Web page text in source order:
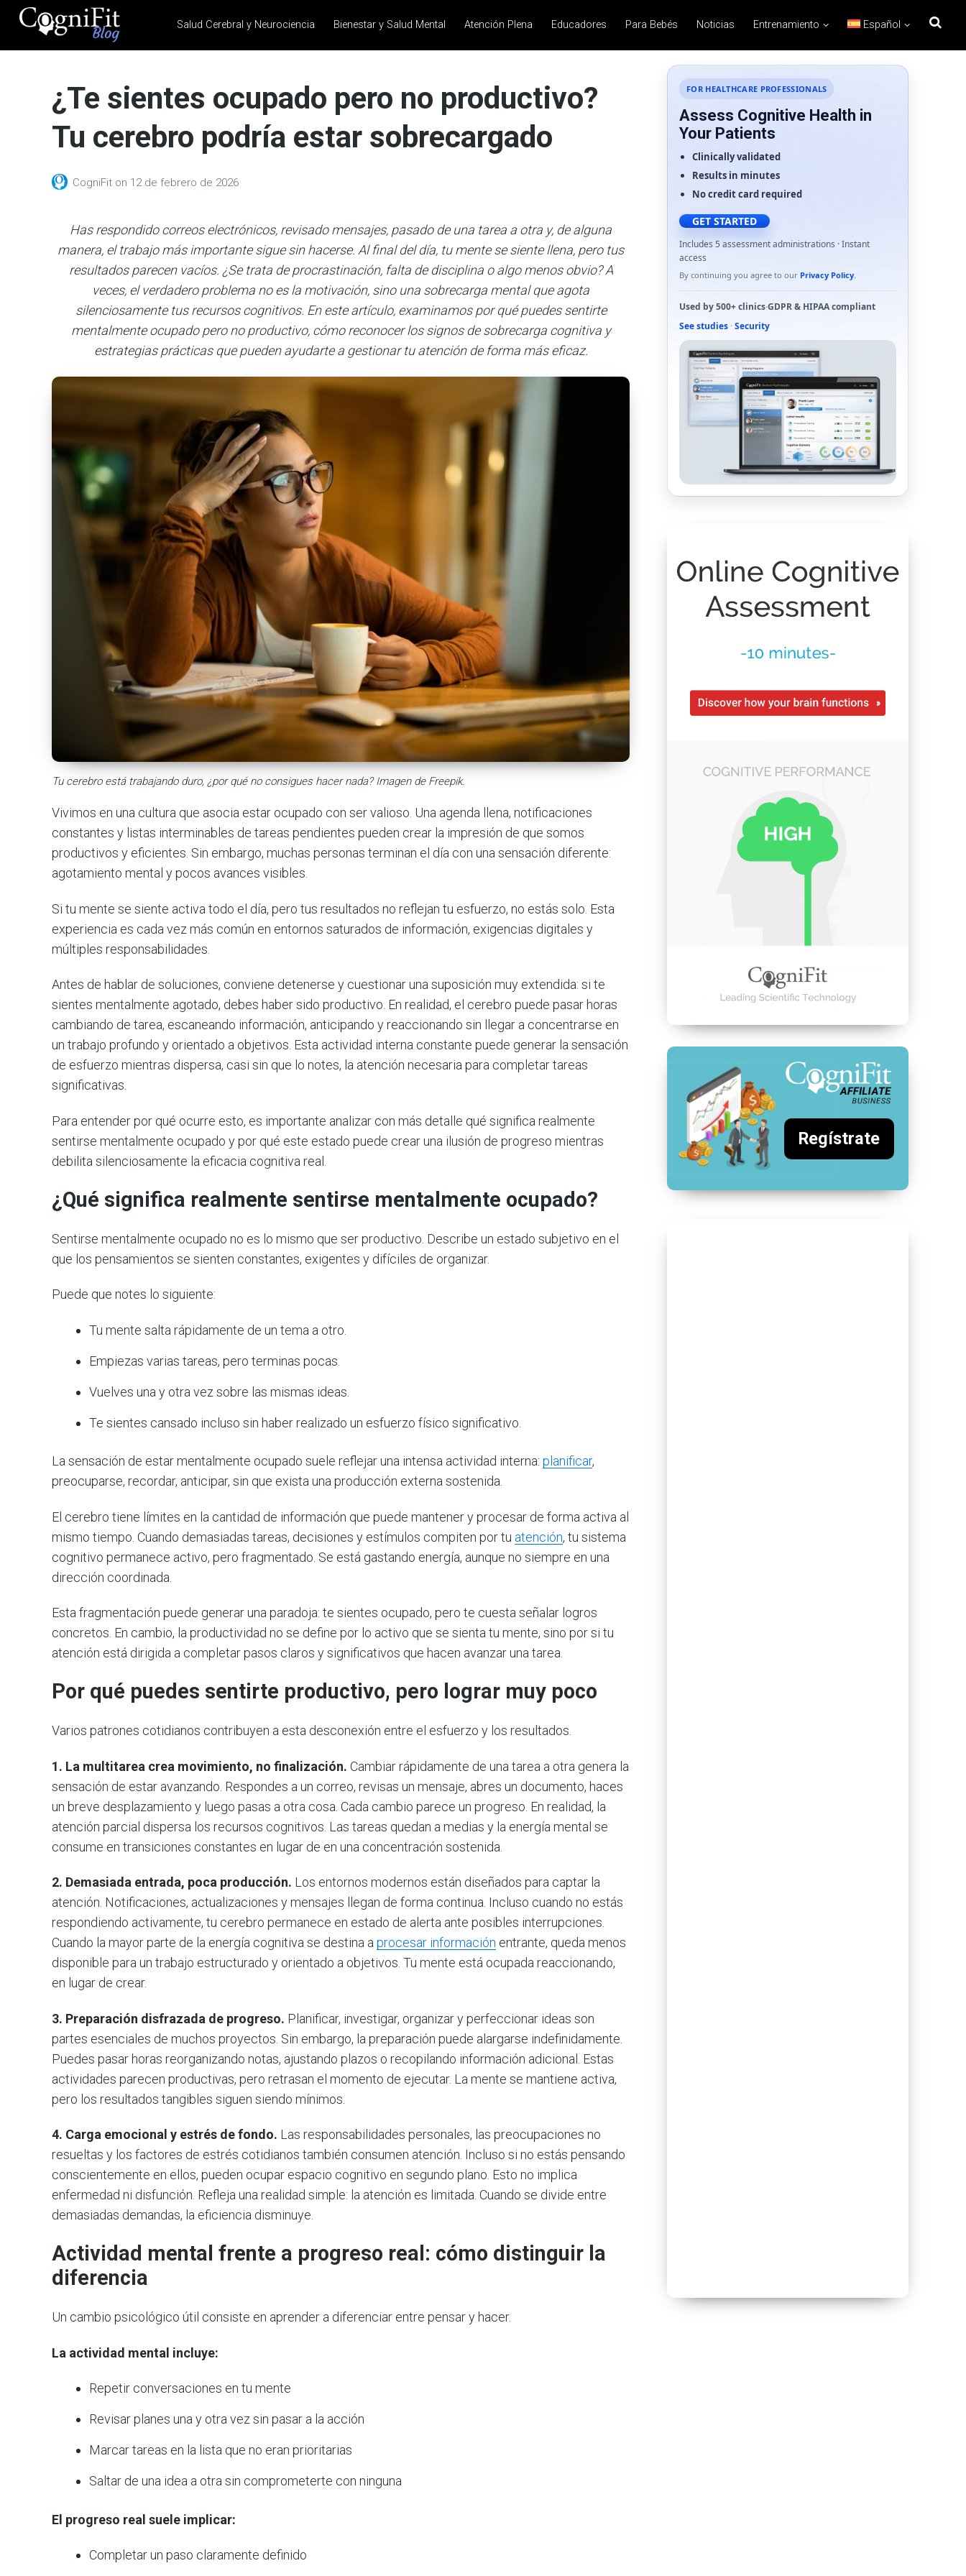
CogniFit
Health
News
Brain Training, Mental
Salud Cerebral y Neurociencia Bienestar y Salud Mental Atención Plena Educadores Para Bebés Noticias Entrenamiento Español
¿Te sientes ocupado pero no productivo?
Tu cerebro podría estar sobrecargado
CogniFit on 12 de febrero de 2026
Has respondido correos electrónicos, revisado mensajes, pasado de una tarea a otra y, de alguna
manera, el trabajo más importante sigue sin hacerse. Al final del día, tu mente se siente llena, pero tus
resultados parecen vacíos. ¿Se trata de procrastinación, falta de disciplina o algo menos obvio? A
veces, el verdadero problema no es la motivación, sino una sobrecarga mental que agota
silenciosamente tus recursos cognitivos. En este artículo, examinamos por qué puedes sentirte
mentalmente ocupado pero no productivo, cómo reconocer los signos de sobrecarga cognitiva y
estrategias prácticas que pueden ayudarte a gestionar tu atención de forma más eficaz.
Tu cerebro está trabajando duro, ¿por qué no consigues hacer nada? Imagen de Freepik.
Vivimos en una cultura que asocia estar ocupado con ser valioso. Una agenda llena, notificaciones
constantes y listas interminables de tareas pendientes pueden crear la impresión de que somos
productivos y eficientes. Sin embargo, muchas personas terminan el día con una sensación diferente:
agotamiento mental y pocos avances visibles.
Si tu mente se siente activa todo el día, pero tus resultados no reflejan tu esfuerzo, no estás solo. Esta
experiencia es cada vez más común en entornos saturados de información, exigencias digitales y
múltiples responsabilidades.
Antes de hablar de soluciones, conviene detenerse y cuestionar una suposición muy extendida: si te
sientes mentalmente agotado, debes haber sido productivo. En realidad, el cerebro puede pasar horas
cambiando de tarea, escaneando información, anticipando y reaccionando sin llegar a concentrarse en
un trabajo profundo y orientado a objetivos. Esta actividad interna constante puede generar la sensación
de esfuerzo mientras dispersa, casi sin que lo notes, la atención necesaria para completar tareas
significativas.
Para entender por qué ocurre esto, es importante analizar con más detalle qué significa realmente
sentirse mentalmente ocupado y por qué este estado puede crear una ilusión de progreso mientras
debilita silenciosamente la eficacia cognitiva real.
¿Qué significa realmente sentirse mentalmente ocupado?
Sentirse mentalmente ocupado no es lo mismo que ser productivo. Describe un estado subjetivo en el
que los pensamientos se sienten constantes, exigentes y difíciles de organizar.
Puede que notes lo siguiente:
Tu mente salta rápidamente de un tema a otro.
Empiezas varias tareas, pero terminas pocas.
Vuelves una y otra vez sobre las mismas ideas.
Te sientes cansado incluso sin haber realizado un esfuerzo físico significativo.
La sensación de estar mentalmente ocupado suele reflejar una intensa actividad interna: planificar,
preocuparse, recordar, anticipar, sin que exista una producción externa sostenida.
El cerebro tiene límites en la cantidad de información que puede mantener y procesar de forma activa al
mismo tiempo. Cuando demasiadas tareas, decisiones y estímulos compiten por tu atención, tu sistema
cognitivo permanece activo, pero fragmentado. Se está gastando energía, aunque no siempre en una
dirección coordinada.
Esta fragmentación puede generar una paradoja: te sientes ocupado, pero te cuesta señalar logros
concretos. En cambio, la productividad no se define por lo activo que se sienta tu mente, sino por si tu
atención está dirigida a completar pasos claros y significativos que hacen avanzar una tarea.
Por qué puedes sentirte productivo, pero lograr muy poco
Varios patrones cotidianos contribuyen a esta desconexión entre el esfuerzo y los resultados.
1. La multitarea crea movimiento, no finalización. Cambiar rápidamente de una tarea a otra genera la
sensación de estar avanzando. Respondes a un correo, revisas un mensaje, abres un documento, haces
un breve desplazamiento y luego pasas a otra cosa. Cada cambio parece un progreso. En realidad, la
atención parcial dispersa los recursos cognitivos. Las tareas quedan a medias y la energía mental se
consume en transiciones constantes en lugar de en una concentración sostenida.
2. Demasiada entrada, poca producción. Los entornos modernos están diseñados para captar la
atención. Notificaciones, actualizaciones y mensajes llegan de forma continua. Incluso cuando no estás
respondiendo activamente, tu cerebro permanece en estado de alerta ante posibles interrupciones.
Cuando la mayor parte de la energía cognitiva se destina a procesar información entrante, queda menos
disponible para un trabajo estructurado y orientado a objetivos. Tu mente está ocupada reaccionando,
en lugar de crear.
3. Preparación disfrazada de progreso. Planificar, investigar, organizar y perfeccionar ideas son
partes esenciales de muchos proyectos. Sin embargo, la preparación puede alargarse indefinidamente.
Puedes pasar horas reorganizando notas, ajustando plazos o recopilando información adicional. Estas
actividades parecen productivas, pero retrasan el momento de ejecutar. La mente se mantiene activa,
pero los resultados tangibles siguen siendo mínimos.
4. Carga emocional y estrés de fondo. Las responsabilidades personales, las preocupaciones no
resueltas y los factores de estrés cotidianos también consumen atención. Incluso si no estás pensando
conscientemente en ellos, pueden ocupar espacio cognitivo en segundo plano. Esto no implica
enfermedad ni disfunción. Refleja una realidad simple: la atención es limitada. Cuando se divide entre
demasiadas demandas, la eficiencia disminuye.
Actividad mental frente a progreso real: cómo distinguir la
diferencia
Un cambio psicológico útil consiste en aprender a diferenciar entre pensar y hacer.
La actividad mental incluye:
Repetir conversaciones en tu mente
Revisar planes una y otra vez sin pasar a la acción
Marcar tareas en la lista que no eran prioritarias
Saltar de una idea a otra sin comprometerte con ninguna
El progreso real suele implicar:
Completar un paso claramente definido
FOR HEALTHCARE PROFESSIONALS
Assess Cognitive Health in
Your Patients
Clinically validated
Results in minutes
No credit card required
GET STARTED
Includes 5 assessment administrations · Instant
access
By continuing you agree to our Privacy Policy.
Used by500+ clinics·GDPR& HIPAAcompliant
See studies · Security
Regístrate